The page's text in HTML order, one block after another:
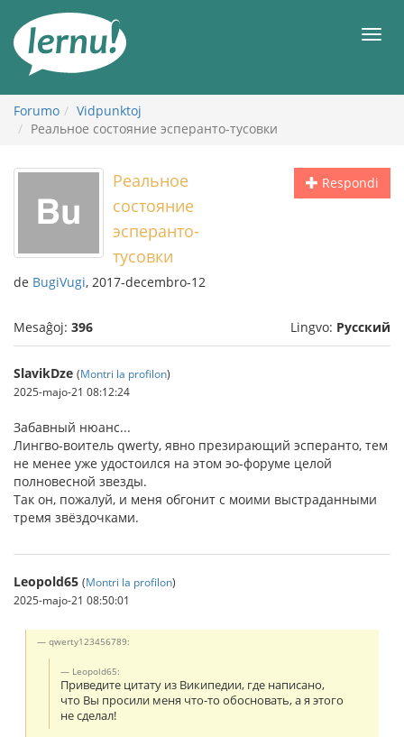
enhavo
Forumo
Vidpunktoj
Реальное состояние эсперанто-тусовки
Respondi
Реальное
состояние
эсперанто-
тусовки
de BugiVugi, 2017-decembro-12
Mesaĝoj: 396 Lingvo: Русский
SlavikDze (Montri la profilon)
2025-majo-21 08:12:24
Забавный нюанс...
Лингво-воитель qwerty, явно презирающий эсперанто, тем
не менее уже удостоился на этом эо-форуме целой
полновесной звезды.
Так он, пожалуй, и меня обгонит с моими выстраданными
тремя звёздочками.
Leopold65 (Montri la profilon)
2025-majo-21 08:50:01
qwerty123456789:
Leopold65:
Приведите цитату из Википедии, где написано,
что Вы просили меня что-то обосновать, а я этого
не сделал!